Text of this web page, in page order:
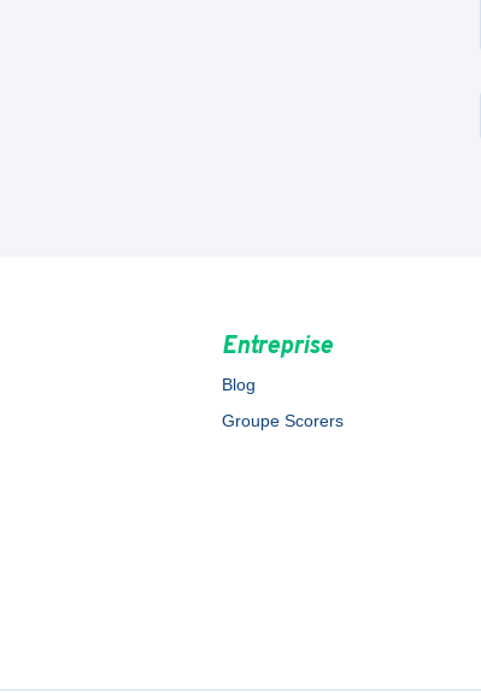
Entreprise
Blog
Groupe Scorers